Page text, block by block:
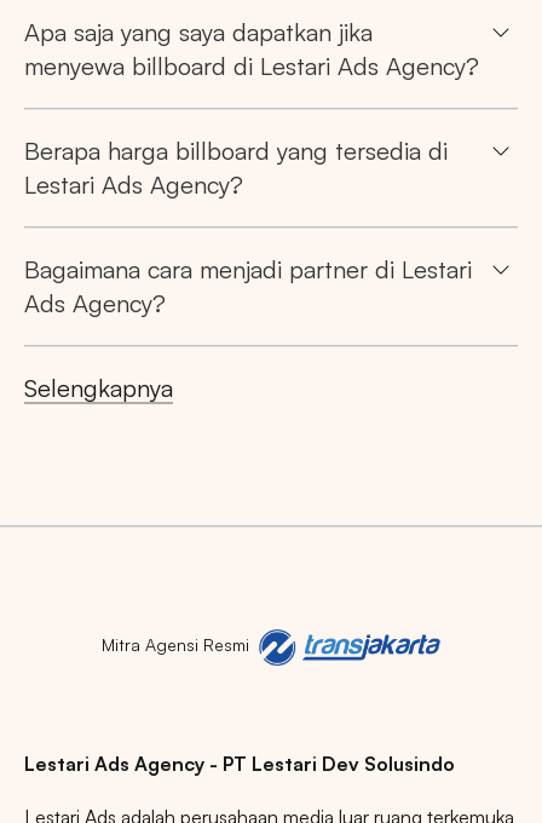
Apa saja yang saya dapatkan jika
menyewa billboard di Lestari Ads Agency?
Berapa harga billboard yang tersedia di
Lestari Ads Agency?
Bagaimana cara menjadi partner di Lestari
Ads Agency?
Selengkapnya
Mitra Agensi Resmi
Lestari Ads Agency - PT Lestari Dev Solusindo
Lestari Ads adalah perusahaan media luar ruang terkemuka